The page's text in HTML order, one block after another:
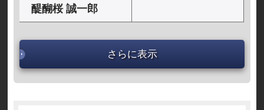
醍醐桜 誠一郎
さらに表示